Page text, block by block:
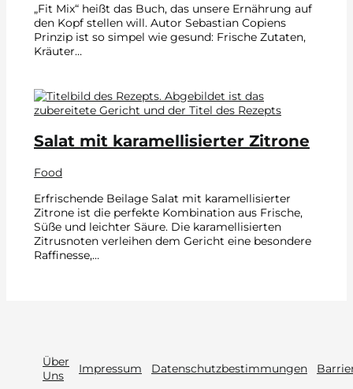
„Fit Mix“ heißt das Buch, das unsere Ernährung auf
den Kopf stellen will. Autor Sebastian Copiens
Prinzip ist so simpel wie gesund: Frische Zutaten,
Kräuter…
Salat mit karamellisierter Zitrone
Food
Erfrischende Beilage Salat mit karamellisierter
Zitrone ist die perfekte Kombination aus Frische,
Süße und leichter Säure. Die karamellisierten
Zitrusnoten verleihen dem Gericht eine besondere
Raffinesse,…
Über
Uns
Impressum Datenschutzbestimmungen